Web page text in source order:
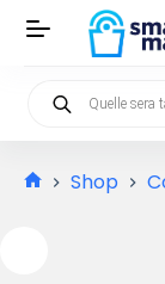
Shop